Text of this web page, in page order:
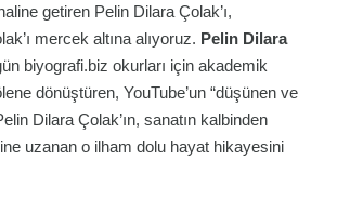
getiren Pelin Dilara Çolak’ı,
mercek altına alıyoruz. Pelin Dilara
biyografi.biz okurları için akademik
dönüştüren, YouTube’un “düşünen ve
Dilara Çolak’ın, sanatın kalbinden
uzanan o ilham dolu hayat hikayesini